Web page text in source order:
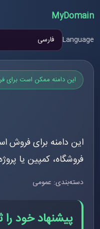
MyDomain
Language
این دامنه ممکن است برای
این دامنه برای فروش
فروشگاه، کمپین یا
دسته‌بندی: عمومی
پیشنهاد خود